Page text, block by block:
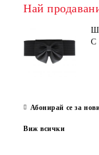
Най
С
Абонирай се за
Виж всички